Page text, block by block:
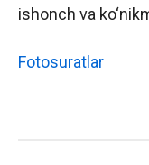
ishonch va
Fotosuratlar